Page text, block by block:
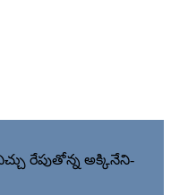
రేపుతోన్న అక్కినేని-